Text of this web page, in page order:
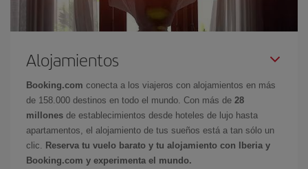
Alojamientos
Booking.com conecta a los viajeros con alojamientos en más
de 158.000 destinos en todo el mundo. Con más de 28
millones de establecimientos desde hoteles de lujo hasta
apartamentos, el alojamiento de tus sueños está a tan sólo un
clic.
Reserva tu vuelo barato y tu alojamiento con Iberia y
Booking.com y experimenta el mundo.